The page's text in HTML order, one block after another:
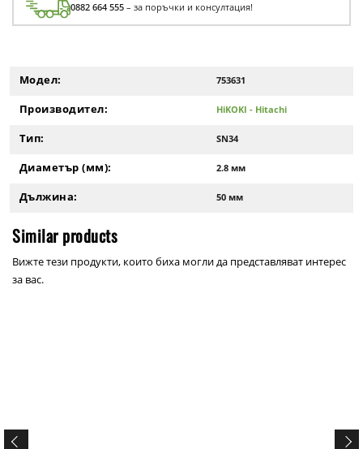
0882 664 555 – за поръчки и консултация!
Модел: 753631
Производител: HiKOKI - Hitachi
Тип: SN34
Диаметър (мм): 2.8 мм
Дължина: 50 мм
Similar products
Вижте тези продукти, които биха могли да представляват интерес
за вас.